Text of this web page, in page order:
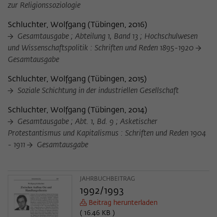
zur Religionssoziologie
Schluchter, Wolfgang ( Tübingen, 2016)
Gesamtausgabe ; Abteilung 1, Band 13 ; Hochschulwesen
und Wissenschaftspolitik : Schriften und Reden 1895-1920
Gesamtausgabe
Schluchter, Wolfgang ( Tübingen, 2015)
Soziale Schichtung in der industriellen Gesellschaft
Schluchter, Wolfgang ( Tübingen, 2014)
Gesamtausgabe ; Abt. 1, Bd. 9 ; Asketischer
Protestantismus und Kapitalismus : Schriften und Reden 1904
- 1911
Gesamtausgabe
JAHRBUCHBEITRAG
1992/1993
Beitrag herunterladen
( 16.46 KB )
Zweck
der/die Besucher:in durch eine Verlinkung
Name _pk_ses
Laufzeit 30 Minuten
Zweck
Dieses kurzlebige Cookie wird dazu
verwendet, vorübergehend Daten über
den aktuellen Aufenthalt des Besuchs auf
der Webseite des Wissenschaftskollegs
können